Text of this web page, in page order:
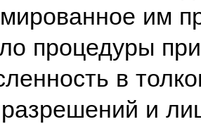
им
процедуры
в
и